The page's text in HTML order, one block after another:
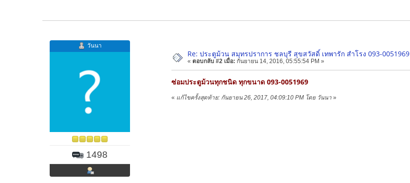
วันนา
1498
Re: ประตูม้วน สมุทรปราการ ชลบุรี สุขสวัสดิ์ เทพารัก สำโรง 093-0051969
« ตอบกลับ #2 เมื่อ: กันยายน 14, 2016, 05:55:54 PM »
ซ่อมประตูม้วนทุกชนิด ทุกขนาด 093-0051969
« แก้ไขครั้งสุดท้าย: กันยายน 26, 2017, 04:09:10 PM โดย วันนา »